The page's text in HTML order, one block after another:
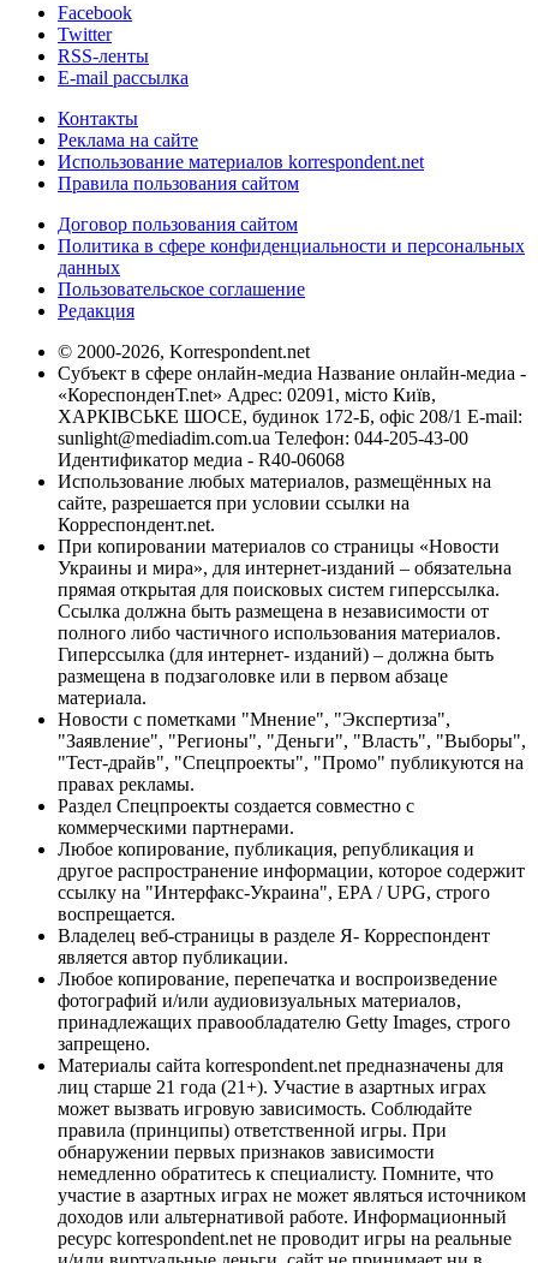
Facebook
Twitter
RSS-ленты
E-mail рассылка
Контакты
Реклама на сайте
Использование материалов korrespondent.net
Правила пользования сайтом
Договор пользования сайтом
Политика в сфере конфиденциальности и персональных
данных
Пользовательское соглашение
Редакция
© 2000-2026, Korrespondent.net
Субъект в сфере онлайн-медиа Название онлайн-медиа -
«КореспонденТ.net» Адрес: 02091, місто Київ,
ХАРКІВСЬКЕ ШОСЕ, будинок 172-Б, офіс 208/1 E-mail:
sunlight@mediadim.com.ua Телефон: 044-205-43-00
Идентификатор медиа - R40-06068
Использование любых материалов, размещённых на
сайте, разрешается при условии ссылки на
Корреспондент.net.
При копировании материалов со страницы «Новости
Украины и мира», для интернет-изданий – обязательна
прямая открытая для поисковых систем гиперссылка.
Ссылка должна быть размещена в независимости от
полного либо частичного использования материалов.
Гиперссылка (для интернет- изданий) – должна быть
размещена в подзаголовке или в первом абзаце
материала.
Новости с пометками "Мнение", "Экспертиза",
"Заявление", "Регионы", "Деньги", "Власть", "Выборы",
"Тест-драйв", "Спецпроекты", "Промо" публикуются на
правах рекламы.
Раздел Спецпроекты создается совместно с
коммерческими партнерами.
Любое копирование, публикация, републикация и
другое распространение информации, которое содержит
ссылку на "Интерфакс-Украина", EPA / UPG, строго
воспрещается.
Владелец веб-страницы в разделе Я- Корреспондент
является автор публикации.
Любое копирование, перепечатка и воспроизведение
фотографий и/или аудиовизуальных материалов,
принадлежащих правообладателю Getty Images, строго
запрещено.
Материалы сайта korrespondent.net предназначены для
лиц старше 21 года (21+). Участие в азартных играх
может вызвать игровую зависимость. Соблюдайте
правила (принципы) ответственной игры. При
обнаружении первых признаков зависимости
немедленно обратитесь к специалисту. Помните, что
участие в азартных играх не может являться источником
доходов или альтернативой работе. Информационный
ресурс korrespondent.net не проводит игры на реальные